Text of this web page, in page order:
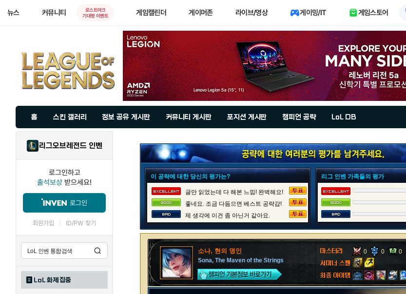
뉴스 커뮤니티
로스트아크
기대평 이벤트
게임캘린더 게이머존 라이브/영상 게이밍/IT 게임스토어
홈 스킨 갤러리 정보 공유 게시판 커뮤니티 게시판 포지션 게시판 챔피언 공략 LoL DB
리그오브레전드 인벤
로그인하고
출석보상 받으세요!
로그인
회원가입 ID/PW 찾기
LoL 화제 집중
이 공략에 대한 당신의 평가는?
글만 읽었는데 다 해본 느낌! 완벽해요!
좋네요. 조금 다듬으면 베스트 공략감!
제 생각에 이건 좀 아닌거 같아요.
리그 인벤 가족들의 평가
소나, 현의 명인
Sona, The Maven of the Strings
0 0 0